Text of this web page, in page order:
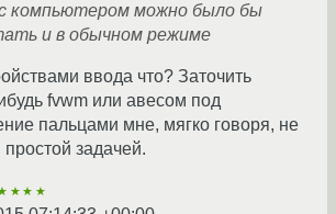
компьютером можно было бы
и в обычном режиме
ввода что? Заточить
fvwm или авесом под
пальцами мне, мягко говоря, не
простой задачей.